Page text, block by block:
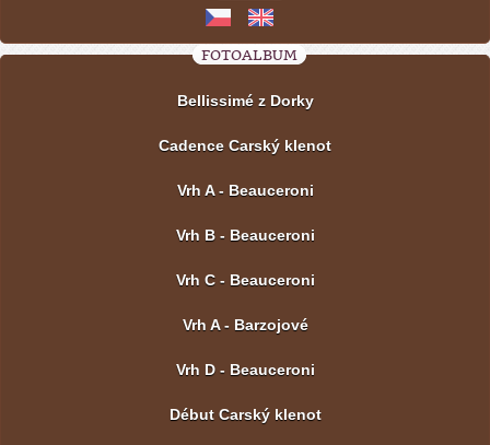
FOTOALBUM
Bellissimé z Dorky
Cadence Carský klenot
Vrh A - Beauceroni
Vrh B - Beauceroni
Vrh C - Beauceroni
Vrh A - Barzojové
Vrh D - Beauceroni
Début Carský klenot